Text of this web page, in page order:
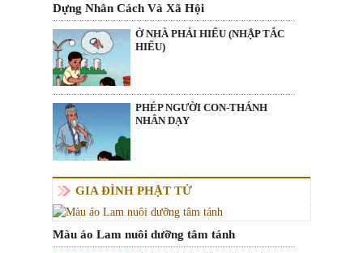
Dựng Nhân Cách Và Xã Hội
Ở NHÀ PHẢI HIẾU (NHẬP TẮC
HIẾU)
PHÉP NGƯỜI CON-THÁNH
NHÂN DẠY
GIA ĐÌNH PHẬT TỬ
Màu áo Lam nuôi dưỡng tâm tánh